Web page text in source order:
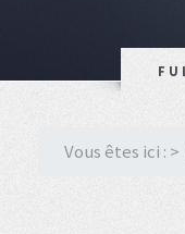
Vous êtes ici :